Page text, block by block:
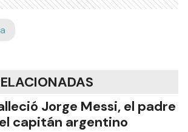
Jorge Messi, el padre
capitán argentino